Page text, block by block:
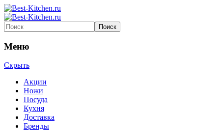
Меню
Скрыть
Акции
Ножи
Посуда
Кухня
Доставка
Бренды